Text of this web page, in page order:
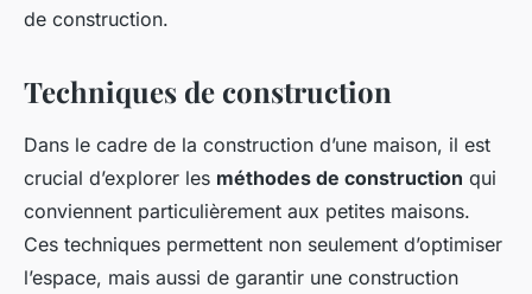
de construction.
Techniques de construction
Dans le cadre de la construction d’une maison, il est
crucial d’explorer les méthodes de construction qui
conviennent particulièrement aux petites maisons.
Ces techniques permettent non seulement d’optimiser
l’espace, mais aussi de garantir une construction